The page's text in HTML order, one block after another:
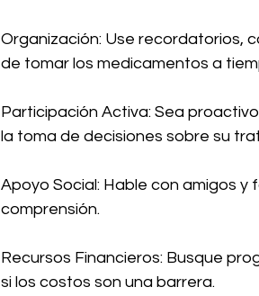
Organización: Use recordatorios,
de tomar los medicamentos a
Participación Activa: Sea
la toma de decisiones sobre su
Apoyo Social: Hable con amigos
comprensión.
Recursos Financieros: Busque
si los costos son una barrera.